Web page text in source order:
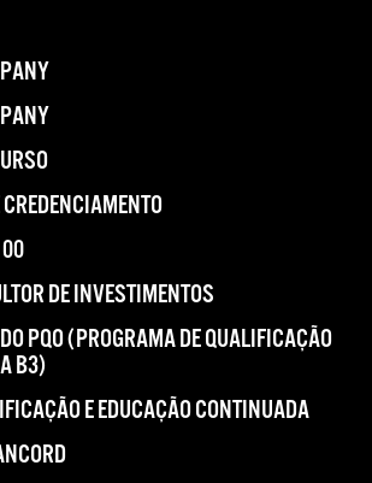
DE INVESTIMENTOS
PQO (PROGRAMA DE QUALIFICAÇÃO
B3)
E EDUCAÇÃO CONTINUADA